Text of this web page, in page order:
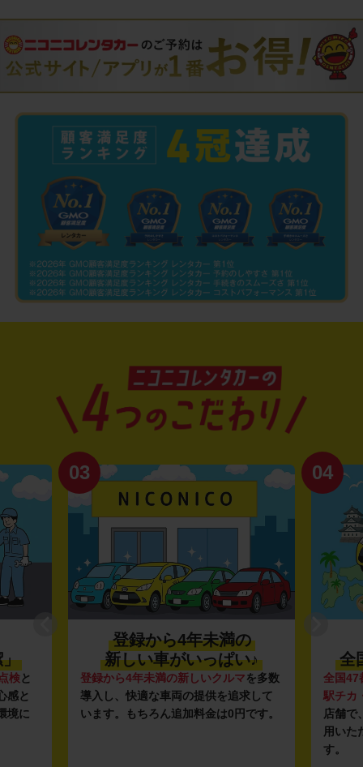
」
検と
感と
境に
03
登録から4年未満の
新しい車がいっぱい♪
登録から4年未満の新しいクルマを多数
導入し、快適な車両の提供を追求して
います。もちろん追加料金は0円です。
04
全
全国47
駅チカ
店舗で
用いた
す。